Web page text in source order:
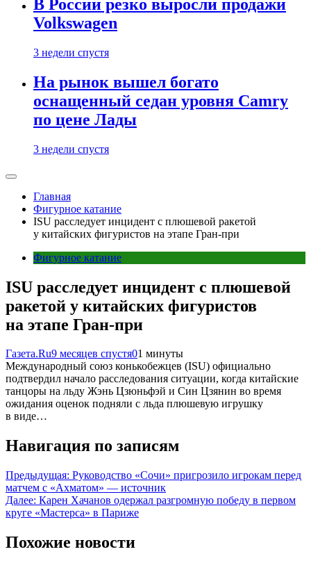
В России резко выросли продажи
Volkswagen
3 недели спустя
На рынок вышел богато
оснащенный седан уровня Camry
по цене Лады
3 недели спустя
Главная
Фигурное катание
ISU расследует инцидент с плюшевой ракетой
у китайских фигуристов на этапе Гран-при
Фигурное катание
ISU расследует инцидент с плюшевой
ракетой у китайских фигуристов
на этапе Гран-при
Газета.Ru9 месяцев спустя01 минуты
Международный союз конькобежцев (ISU) официально
подтвердил начало расследования ситуации, когда китайские
танцоры на льду Жэнь Цзюньфэй и Син Цзянин во время
ожидания оценок подняли с льда плюшевую игрушку
в виде…
Навигация по записям
Предыдущая: Руководство «Сочи» пригрозило игрокам перед
матчем с «Ахматом» — источник
Далее: Карен Хачанов одержал разгромную победу в первом
круге «Мастерса» в Париже
Похожие новости